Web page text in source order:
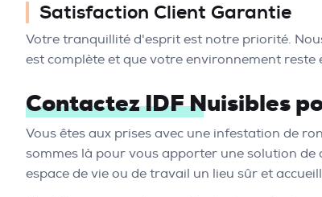
Satisfaction Client Garantie
Votre tranquillité d'esprit est notre priorité.
est complète et que votre environnement reste
Contactez IDF Nuisibles
Vous êtes aux prises avec une infestation de
sommes là pour vous apporter une solution
espace de vie ou de travail un lieu sûr et